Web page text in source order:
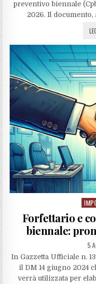
preventivo biennale
2026. Il
Forfettario e
biennale:
5
In Gazzetta Ufficiale n.
il DM 14 giugno 2024
verrà utilizzata per